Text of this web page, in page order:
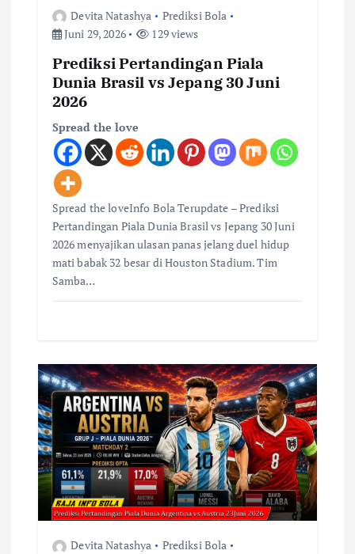
S
t
m
r
d
r
i
d
g
Devita Natashya
Prediksi Bola
Juni 29, 2026
129 views
Prediksi Pertandingan Piala
Dunia Brasil vs Jepang 30 Juni
2026
Spread the love
Spread the loveInfo Bola Terupdate – Prediksi
Pertandingan Piala Dunia Brasil vs Jepang 30 Juni
2026 menyajikan ulasan panas jelang duel hidup
mati babak 32 besar di Houston Stadium. Tim
Samba…
Devita Natashya
Prediksi Bola